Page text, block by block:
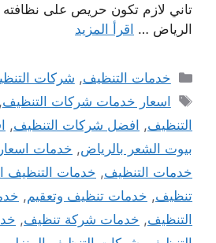
تاني لازم تكون حريص على
الرياض … اقرأ المزيد
التصنيفات
خدمات التنظيف, شركات
الوسوم
اسعار خدمات شركات التنظيف,
التنظيف, افضل شركات التنظيف,
بيوت الشعر بالرياض, خدمات
خدمات التنظيف, خدمات التنظيف
تنظيف, خدمات تنظيف وتعقيم,
التنظيف, خدمات شركة تنظيف,